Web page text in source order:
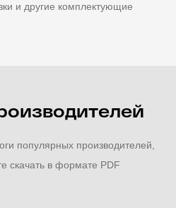
и другие комплектующие
популярных производителей,
скачать в формате PDF